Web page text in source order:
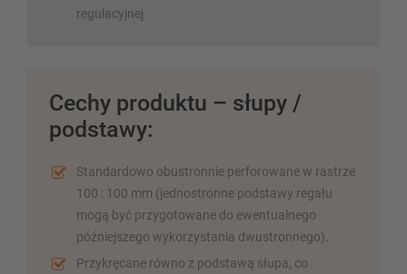
regulacyjnej
Cechy produktu – słupy /
podstawy:
Standardowo obustronnie perforowane w rastrze
100 : 100 mm (jednostronne podstawy regału
mogą być przygotowane do ewentualnego
późniejszego wykorzystania dwustronnego).
Przykręcane równo z podstawą słupa, co